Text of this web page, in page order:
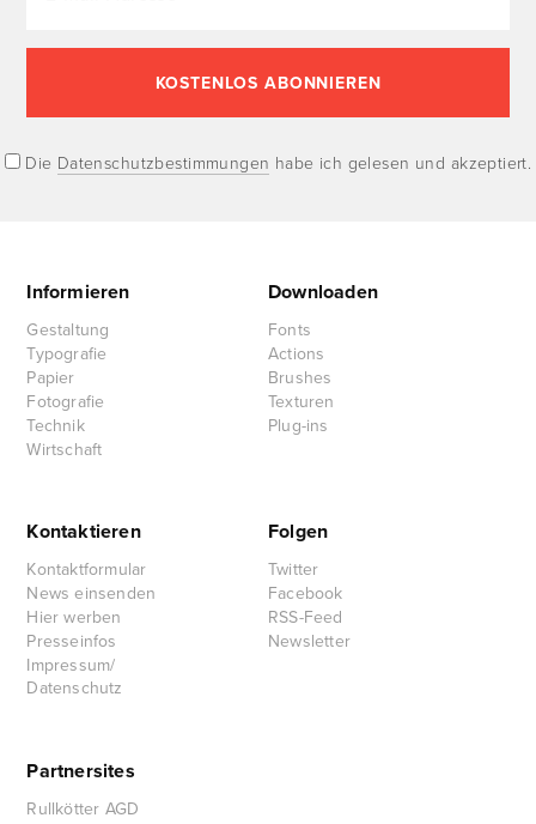
Die Datenschutzbestimmungen habe ich gelesen und akzeptiert.
Informieren
Gestaltung
Typografie
Papier
Fotografie
Technik
Wirtschaft
Downloaden
Fonts
Actions
Brushes
Texturen
Plug-ins
Kontaktieren
Kontaktformular
News einsenden
Hier werben
Presseinfos
Impressum/
Datenschutz
Folgen
Twitter
Facebook
RSS-Feed
Newsletter
Partnersites
Rullkötter AGD